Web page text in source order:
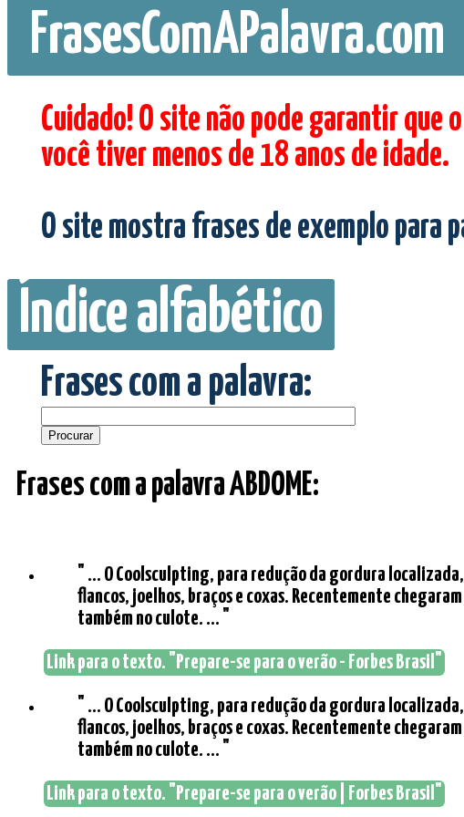
FrasesComAPalavra.com
Cuidado! O site não pode garantir que
você tiver menos de 18 anos de idade.
O site mostra frases de exemplo para
Índice alfabético
Frases com a palavra:
Frases com a palavra ABDOME:
" ... O Coolsculpting, para redução da gordura
flancos, joelhos, braços e coxas. Recentemente
também no culote. ... "
Link para o texto. "Prepare-se para o verão - Forbes Brasil"
" ... O Coolsculpting, para redução da gordura
flancos, joelhos, braços e coxas. Recentemente
também no culote. ... "
Link para o texto. "Prepare-se para o verão | Forbes Brasil"